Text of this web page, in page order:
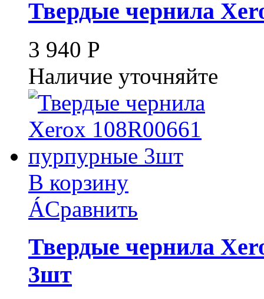
Твердые чернила
3 940 Р
Наличие уточняйте
В корзину
ÁСравнить
Твердые чернила
3шт